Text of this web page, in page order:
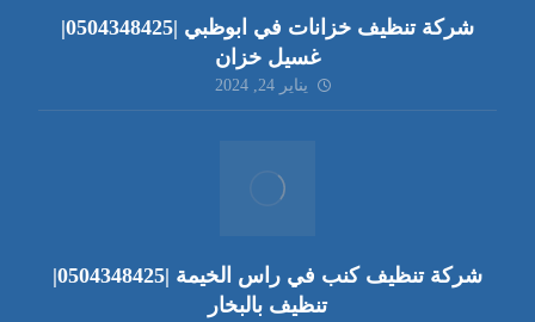
شركة تنظيف خزانات في ابوظبي |0504348425|
غسيل خزان
يناير 24, 2024
شركة تنظيف كنب في راس الخيمة |0504348425|
تنظيف بالبخار